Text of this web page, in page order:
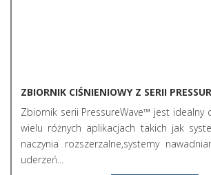
ZBIORNIK CIŚNIENIOWY Z SERII
Zbiornik serii PressureWave™ jest idealny
wielu różnych aplikacjach takich jak
naczynia rozszerzalne,systemy
uderzeń...